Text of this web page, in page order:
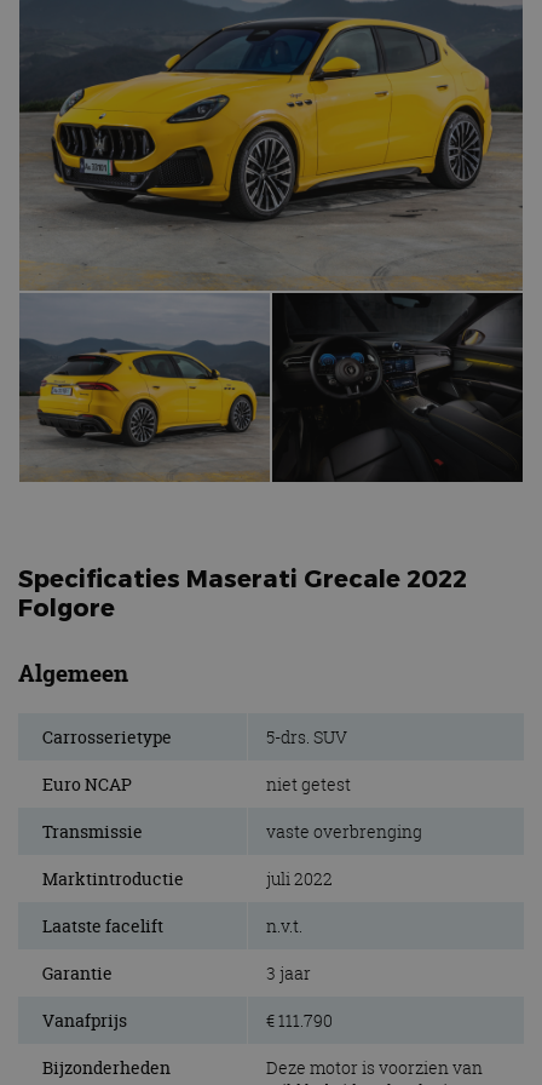
Specificaties Maserati Grecale 2022
Folgore
Algemeen
Carrosserietype 5-drs. SUV
Euro NCAP niet getest
Transmissie vaste overbrenging
Marktintroductie juli 2022
Laatste facelift n.v.t.
Garantie 3 jaar
Vanafprijs € 111.790
Bijzonderheden
Deze motor is voorzien van